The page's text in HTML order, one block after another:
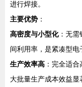
进行焊接。
主要优势 ：
高密度与小型化：无需
间利用率，是紧凑型电
生产效率高 ：完全适
大批量生产成本效益显